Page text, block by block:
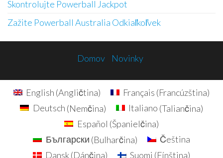
Skontrolujte Powerball Jackpot
Zažite Powerball Australia Odkiaľkoľvek
Domov Novinky
English (Angličtina) Français (Francúzština)
Deutsch (Nemčina) Italiano (Taliančina)
Español (Španielčina)
Български (Bulharčina)
Čeština
Dansk(Dánčina) Suomi (Fínština)